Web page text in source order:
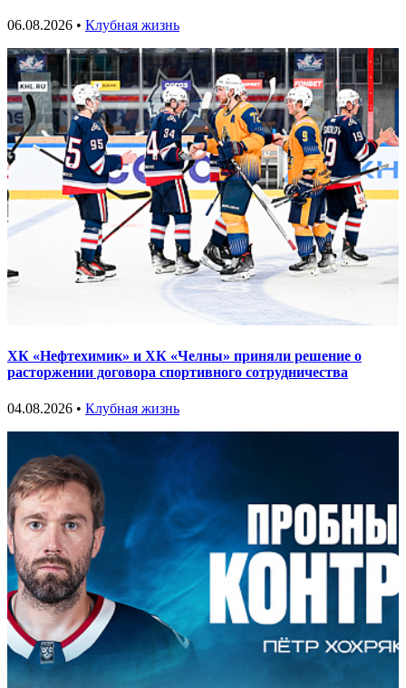
06.08.2026 • Клубная жизнь
ХК «Нефтехимик» и ХК «Челны» приняли решение о
расторжении договора спортивного сотрудничества
04.08.2026 • Клубная жизнь